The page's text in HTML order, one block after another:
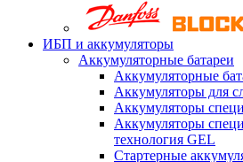
ИБП и аккумуляторы
Аккумуляторные батареи
Аккумуляторные
Аккумуляторы для
Аккумуляторы
Аккумуляторы
технология GEL
Стартерные